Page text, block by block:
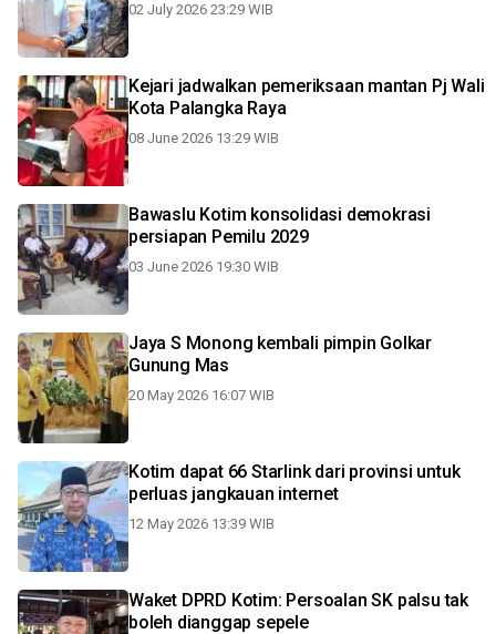
02 July 2026 23:29 WIB
Kejari jadwalkan pemeriksaan mantan Pj Wali
Kota Palangka Raya
08 June 2026 13:29 WIB
Bawaslu Kotim konsolidasi demokrasi
persiapan Pemilu 2029
03 June 2026 19:30 WIB
Jaya S Monong kembali pimpin Golkar
Gunung Mas
20 May 2026 16:07 WIB
Kotim dapat 66 Starlink dari provinsi untuk
perluas jangkauan internet
12 May 2026 13:39 WIB
Waket DPRD Kotim: Persoalan SK palsu tak
boleh dianggap sepele